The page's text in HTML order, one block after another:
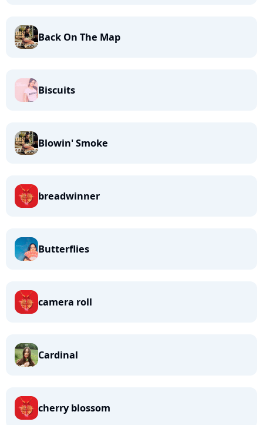
Back On The Map
Biscuits
Blowin' Smoke
breadwinner
Butterflies
camera roll
Cardinal
cherry blossom